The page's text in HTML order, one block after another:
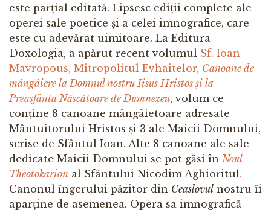
este parțial editată. Lipsesc ediții complete ale
operei sale poetice și a celei imnografice, care
este cu adevărat uimitoare. La Editura
Doxologia, a apărut recent volumul Sf. Ioan
Mavropous, Mitropolitul Evhaitelor, Canoane de
mângâiere la Domnul nostru Iisus Hristos și la
Preasfânta Născătoare de Dumnezeu, volum ce
conține 8 canoane mângâietoare adresate
Mântuitorului Hristos și 3 ale Maicii Domnului,
scrise de Sfântul Ioan. Alte 8 canoane ale sale
dedicate Maicii Domnului se pot găsi în Noul
Theotokarion al Sfântului Nicodim Aghioritul.
Canonul îngerului păzitor din Ceaslovul nostru îi
aparține de asemenea. Opera sa imnografică